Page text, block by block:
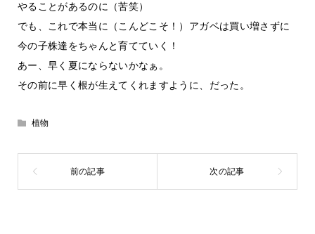
やることがあるのに（苦笑）
でも、これで本当に（こんどこそ！）アガベは買い増さずに
今の子株達をちゃんと育てていく！
あー、早く夏にならないかなぁ。
その前に早く根が生えてくれますように、だった。
植物